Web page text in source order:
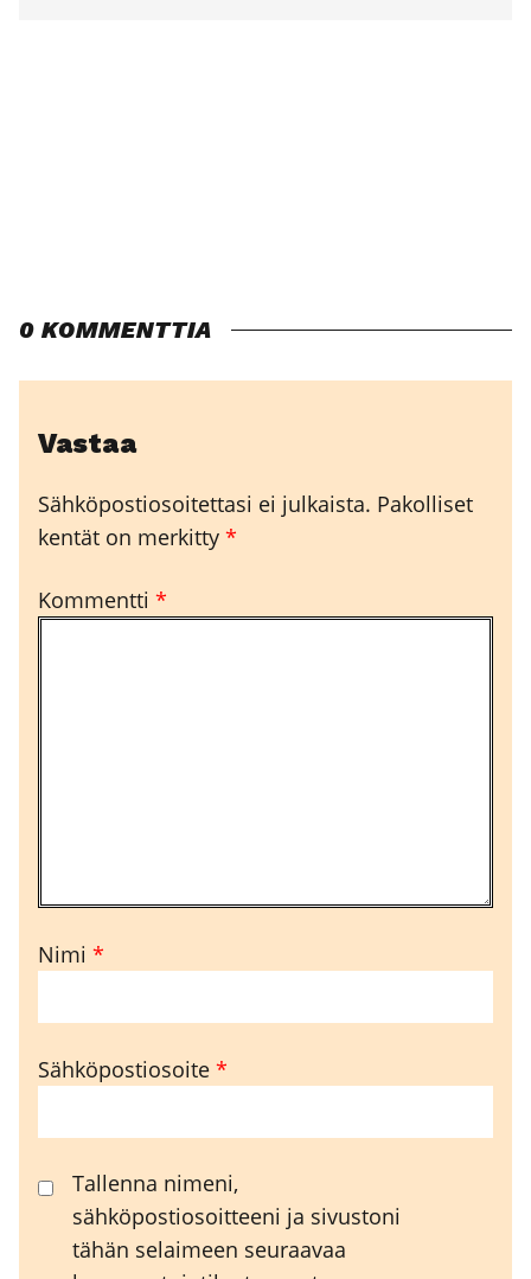
0 KOMMENTTIA
Vastaa
Sähköpostiosoitettasi ei julkaista. Pakolliset
kentät on merkitty *
Kommentti *
Nimi *
Sähköpostiosoite *
Tallenna nimeni,
sähköpostiosoitteeni ja sivustoni
tähän selaimeen seuraavaa